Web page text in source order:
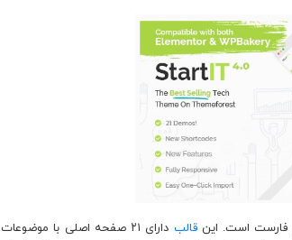
فارست است. اینقالب
دارای ۲۱ صفحه اصلی با موضوعات